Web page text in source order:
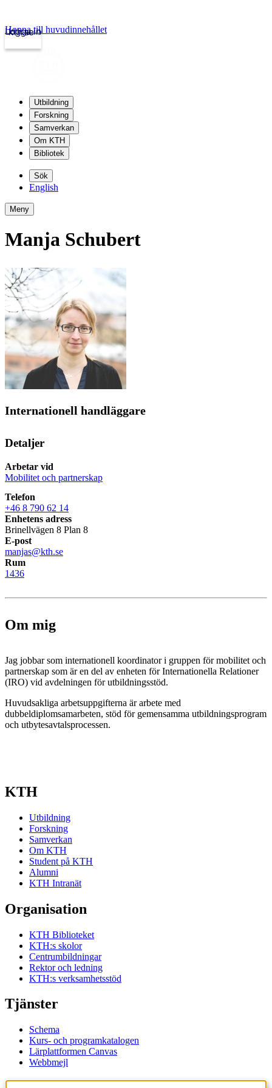
kth.se
Logga in
Hoppa till huvudinnehållet
Utbildning
Forskning
Samverkan
Om KTH
Bibliotek
Sök
English
Meny
Manja Schubert
Internationell handläggare
Detaljer
Arbetar vid
Mobilitet och partnerskap
Telefon
+46 8 790 62 14
Enhetens adress
Brinellvägen 8 Plan 8
E-post
manjas@kth.se
Rum
1436
Om mig
Jag jobbar som internationell koordinator i gruppen för mobilitet och
partnerskap som är en del av enheten för Internationella Relationer
(IRO) vid avdelningen för utbildningsstöd.
Huvudsakliga arbetsuppgifterna är arbete med
dubbeldiplomsamarbeten, stöd för gemensamma utbildningsprogram
och utbytesavtalsprocessen.
KTH
Utbildning
Forskning
Samverkan
Om KTH
Student på KTH
Alumni
KTH Intranät
Organisation
KTH Biblioteket
KTH:s skolor
Centrumbildningar
Rektor och ledning
KTH:s verksamhetsstöd
Tjänster
Schema
Kurs- och programkatalogen
Lärplattformen Canvas
Webbmejl